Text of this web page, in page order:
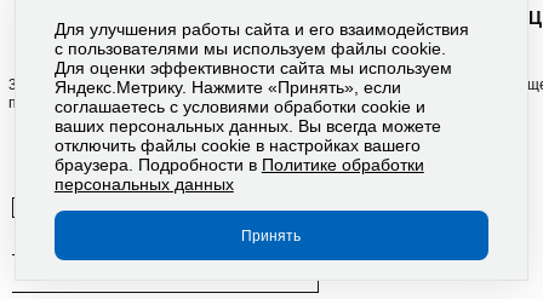
3. ТЕПЛОСНАБЖЕНИЕ, ОТОПЛЕНИЕ И
3.1. Расчетную температуру воздуха и кратность воздухообмена в
принимать по табл. 12.
Помещение
Кратность воздухообмена
Для улучшения работы сайта и его взаимодействия
с пользователями мы используем файлы cookie.
Для оценки эффективности сайта мы используем
Яндекс.Метрику. Нажмите «Принять», если
соглашаетесь с условиями обработки cookie и
ваших персональных данных. Вы всегда можете
отключить файлы cookie в настройках вашего
браузера. Подробности в Политике обработки
персональных данных
Принять